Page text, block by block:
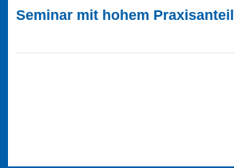
Seminar mit hohem Praxisanteil